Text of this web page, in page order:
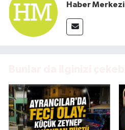
Haber Merkezi